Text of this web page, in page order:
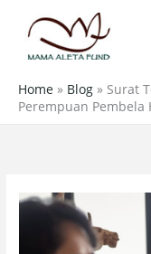
content
Home » Blog » Surat
Perempuan Pembela